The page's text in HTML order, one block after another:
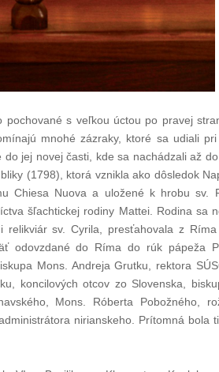
s veľkou úctou po pravej
mnohé zázraky, ktoré sa udiali pri
jej novej časti, kde sa nachádzali až do
(1798), ktorá vznikla ako dôsledok
Chiesa Nuova a uložené k hrobu sv.
šľachtickej rodiny Mattei. Rodina sa
sv. Cyrila, presťahovala z
odovzdané do Ríma do rúk pápeža
Mons. Andreja Grutku, rektora
koncilových otcov zo Slovenska,
Mons. Róberta Pobožného,
nirianskeho. Prítomná bola